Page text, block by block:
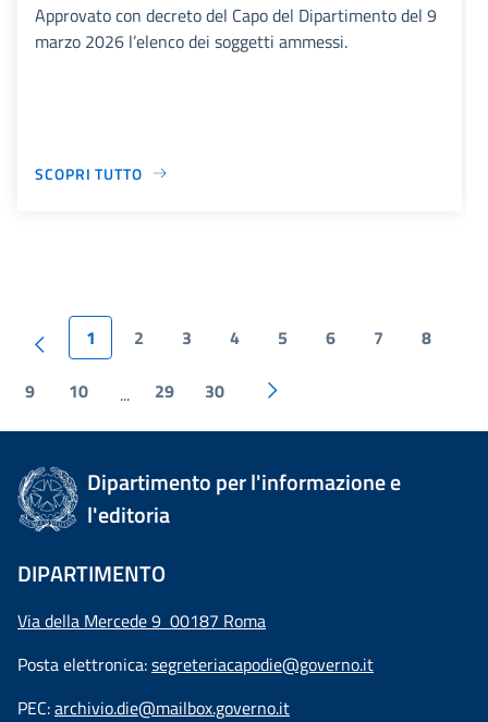
Approvato con decreto del Capo del Dipartimento del 9
marzo 2026 l’elenco dei soggetti ammessi.
SCOPRI TUTTO
1 2 3 4 5 6 7 8
9 10 ... 29 30
Dipartimento per l'informazione e
l'editoria
DIPARTIMENTO
Via della Mercede 9 00187 Roma
Posta elettronica:segreteriacapodie@governo.it
PEC:archivio.die@mailbox.governo.it